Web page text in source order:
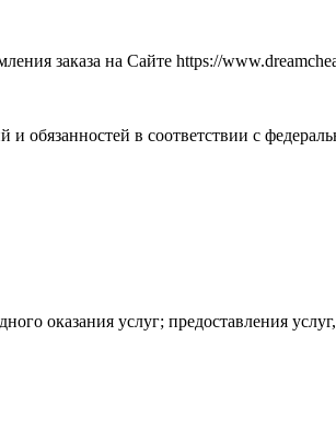
заказа на Сайте https://
обязанностей в соответствии с
оказания услуг; предоставления